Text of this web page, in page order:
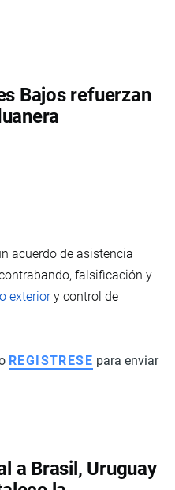
Bajos refuerzan
acuerdo de asistencia
falsificación y
exteriory control de
REGISTRESE para enviar
a Brasil, Uruguay